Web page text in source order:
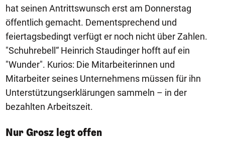
hat seinen Antrittswunsch erst am Donnerstag
öffentlich gemacht. Dementsprechend und
feiertagsbedingt verfügt er noch nicht über Zahlen.
"Schuhrebell“ Heinrich Staudinger hofft auf ein
"Wunder". Kurios: Die Mitarbeiterinnen und
Mitarbeiter seines Unternehmens müssen für ihn
Unterstützungserklärungen sammeln – in der
bezahlten Arbeitszeit.
Nur Grosz legt offen